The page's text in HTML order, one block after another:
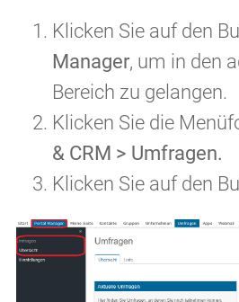
Klicken Sie auf den
Manager, um in den
Bereich zu gelangen.
Klicken Sie die
& CRM > Umfragen.
Klicken Sie auf den